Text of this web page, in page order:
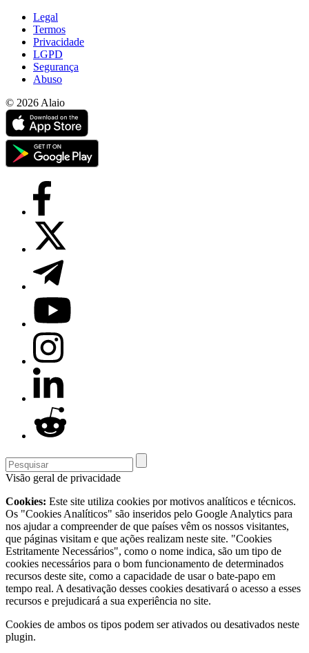
Legal
Termos
Privacidade
LGPD
Segurança
Abuso
© 2026 Alaio
Visão geral de privacidade
Cookies: Este site utiliza cookies por motivos analíticos e técnicos.
Os "Cookies Analíticos" são inseridos pelo Google Analytics para
nos ajudar a compreender de que países vêm os nossos visitantes,
que páginas visitam e que ações realizam neste site. "Cookies
Estritamente Necessários", como o nome indica, são um tipo de
cookies necessários para o bom funcionamento de determinados
recursos deste site, como a capacidade de usar o bate-papo em
tempo real. A desativação desses cookies desativará o acesso a esses
recursos e prejudicará a sua experiência no site.
Cookies de ambos os tipos podem ser ativados ou desativados neste
plugin.